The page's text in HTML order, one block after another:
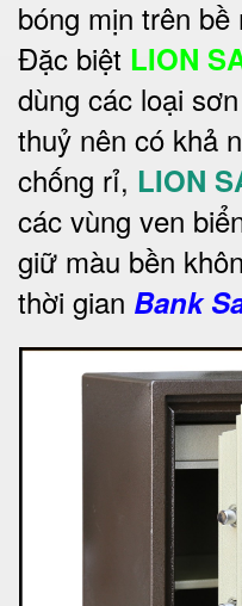
bóng mịn trên bề
Đặc biệt LION
dùng các loại
thuỷ nên có khả
chống rỉ, LION
các vùng ven
giữ màu bền
thời gian Bank